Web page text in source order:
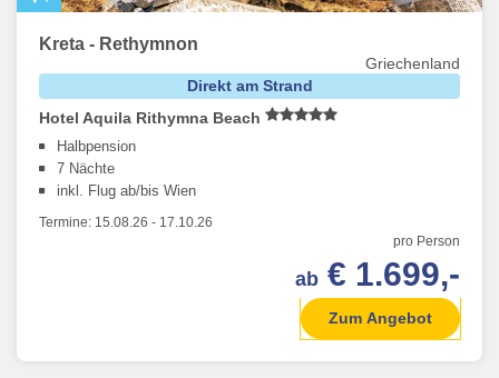
Kreta - Rethymnon
Griechenland
Direkt am Strand
Hotel Aquila Rithymna Beach
Halbpension
7 Nächte
inkl. Flug ab/bis Wien
Termine: 15.08.26 - 17.10.26
pro Person
ab € 1.699,-
Zum Angebot